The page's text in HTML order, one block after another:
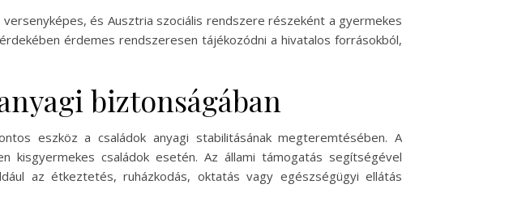
és Ausztria szociális rendszere részeként a gyermekes
érdemes rendszeresen tájékozódni a hivatalos forrásokból,
biztonságában
eszköz a családok anyagi stabilitásának megteremtésében. A
kisgyermekes családok esetén. Az állami támogatás segítségével
az étkeztetés, ruházkodás, oktatás vagy egészségügyi ellátás